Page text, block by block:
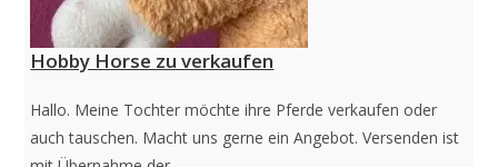
Hobby Horse zu verkaufen
Hallo. Meine Tochter möchte ihre Pferde verkaufen oder
auch tauschen. Macht uns gerne ein Angebot. Versenden ist